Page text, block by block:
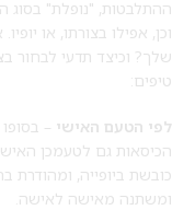
ההתלבטות, "נופלת" בסוג
וכן, אפילו בצורתו, או
שלך? וכיצד תדעי לבחור
טיפים:
לפי הטעם האישי –
הכיסאות גם לטעמכן
כובשת ביופייה,
ומשתנה מאישה לאישה.